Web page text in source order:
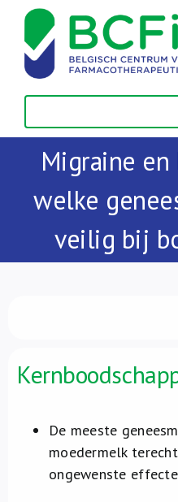
content
Nieuws
Publicaties
Vorming
Over ons
Migraine
welke
veilig bij
De meeste
moedermelk
ongewenste